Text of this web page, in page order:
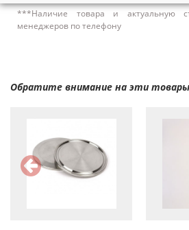
***Наличие товара и актуальную
менеджеров по телефону
Обратите внимание на эти